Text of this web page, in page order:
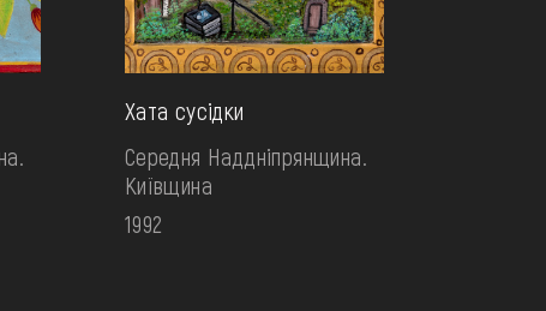
Хата сусідки
Середня Наддніпрянщина.
Київщина
1992